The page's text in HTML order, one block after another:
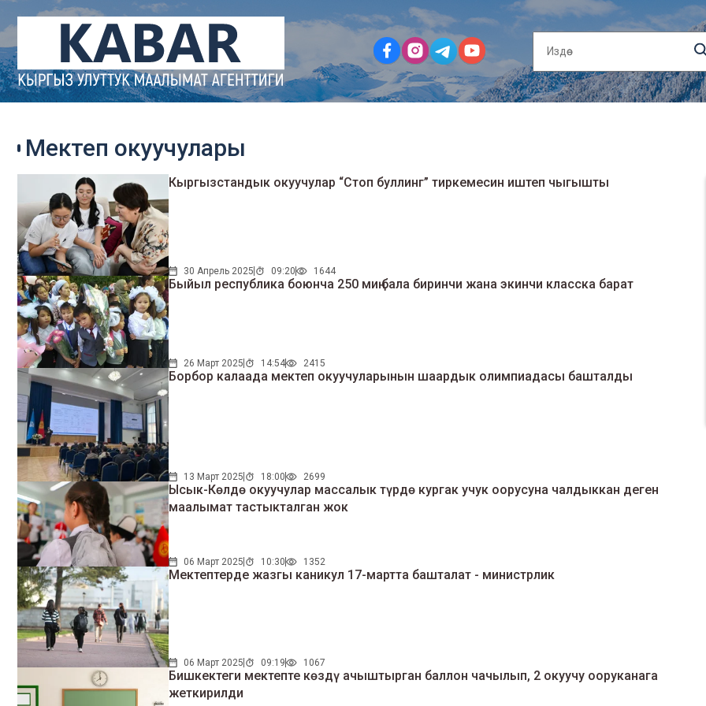
Мектеп окуучулары
Кыргызстандык окуучулар “Стоп буллинг” тиркемесин иштеп чыгышты
30 Апрель 2025 09:20 1644
Быйыл республика боюнча 250 миң бала биринчи жана экинчи класска барат
26 Март 2025 14:54 2415
Борбор калаада мектеп окуучуларынын шаардык олимпиадасы башталды
13 Март 2025 18:00 2699
Ысык-Көлдө окуучулар массалык түрдө кургак учук оорусуна чалдыккан деген
маалымат тастыкталган жок
06 Март 2025 10:30 1352
Мектептерде жазгы каникул 17-мартта башталат - министрлик
06 Март 2025 09:19 1067
Бишкектеги мектепте көздү ачыштырган баллон чачылып, 2 окуучу ооруканага
жеткирилди